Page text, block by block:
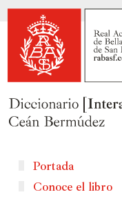
Portada
Conoce el libro